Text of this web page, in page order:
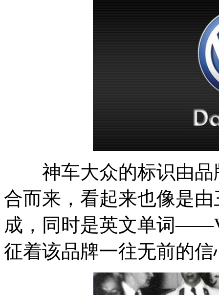
神车大众的标识由品
合而来，看起来也像是
成，同时是英文单词
征着该品牌一往无前的